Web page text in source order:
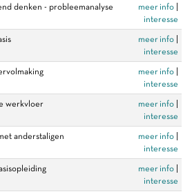
denken - probleemanalyse meer info
interesse
meer info
interesse
meer info
interesse
werkvloer meer info
interesse
anderstaligen meer info
interesse
meer info
interesse